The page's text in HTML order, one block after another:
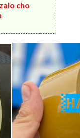
cho